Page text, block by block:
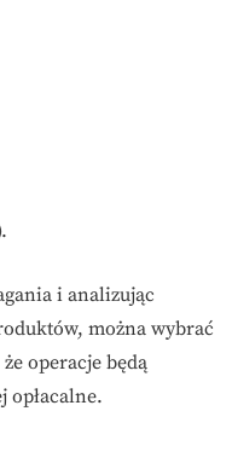
i analizując
można wybrać
operacje będą
opłacalne.